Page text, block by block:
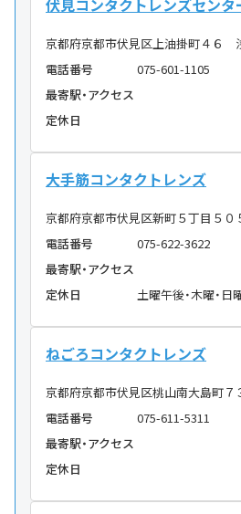
伏見コンタクトレンズセンタ
京都府京都市伏見区上油掛町４６
電話番号
075-601-1105
最寄駅・アクセス
定休日
大手筋コンタクトレンズ
京都府京都市伏見区新町５丁目５
電話番号
075-622-3622
最寄駅・アクセス
定休日
土曜午後・木曜・日
ねごろコンタクトレンズ
京都府京都市伏見区桃山南大島町
電話番号
075-611-5311
最寄駅・アクセス
定休日